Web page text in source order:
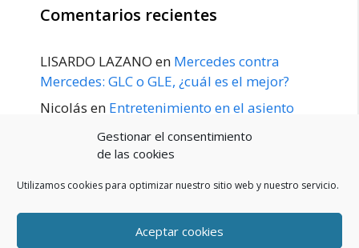
Gestionar el consentimiento
de las cookies
Utilizamos cookies para optimizar nuestro sitio web y nuestro servicio.
Aceptar cookies
Comentarios recientes
LISARDO LAZANO en Mercedes contra
Mercedes: GLC o GLE, ¿cuál es el mejor?
Nicolás en Entretenimiento en el asiento
trasero para el GLE / GLS disponible a
principios de 2020
POLÍTICA DE PRIVACIDAD